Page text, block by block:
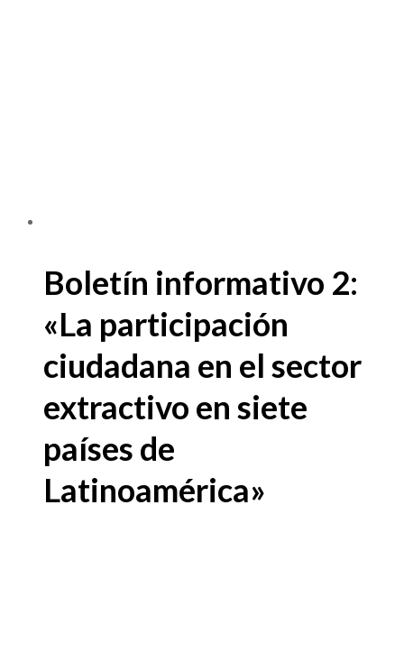
Boletín informativo 2:
«La participación
ciudadana en el sector
extractivo en siete
países de
Latinoamérica»